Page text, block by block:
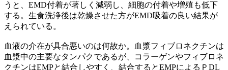
うと、EMD付着が著しく減弱し、細胞の付着や増殖も低下
する。生食洗浄後は乾燥させた方がEMD吸着の良い結果が
えられている。
血液の介在が具合悪いのは何故か。血漿フィブロネクチンは
血漿中の主要なタンパクであるが、コラーゲンやフィブロネ
クチンはEMPと結合しやすく、結合するとEMPによるＰDL